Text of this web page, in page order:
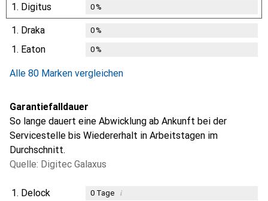
1. Digitus 0%
1. Draka 0%
1. Eaton 0%
Alle 80 Marken vergleichen
Garantiefalldauer
So lange dauert eine Abwicklung ab Ankunft bei der
Servicestelle bis Wiedererhalt in Arbeitstagen im
Durchschnitt.
Quelle: Digitec Galaxus
1. Delock 0Tage i